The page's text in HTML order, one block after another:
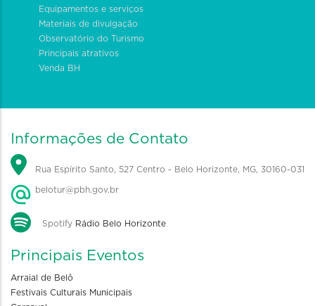
Equipamentos e serviços
Materiais de divulgação
Observatório do Turismo
Principais atrativos
Venda BH
Informações de Contato
Rua Espírito Santo, 527 Centro - Belo Horizonte, MG, 30160-031
belotur@pbh.gov.br
Spotify Rádio Belo Horizonte
Principais Eventos
Arraial de Belô
Festivais Culturais Municipais